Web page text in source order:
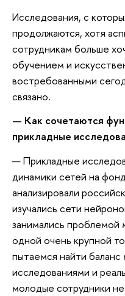
Исследования, с
продолжаются, хотя
сотрудникам больше
обучением и
востребованными
связано.
— Как сочетаются
прикладные
— Прикладные
динамики сетей на
анализировали
изучались сети
занимались проблемой
одной очень крупной
пытаемся найти
исследованиями и
молодые сотрудники